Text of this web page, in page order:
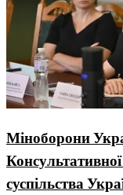
Міноборони
суспільства